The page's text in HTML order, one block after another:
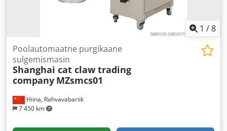
1 /8
Hiina, Rahvavabariik
7 450 km
Poolautomaatne purgikaane
sulgemismasin
Shanghai cat claw trading
company MZsmcs01